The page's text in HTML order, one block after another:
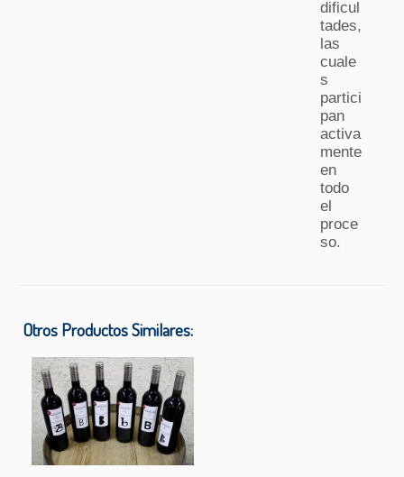
dificul
tades,
las
cuale
s
partici
pan
activa
mente
en
todo
el
proce
so.
Otros Productos Similares: